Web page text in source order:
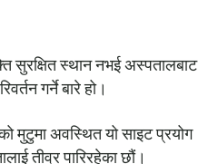
सुरक्षित स्थान नभई अस्पतालबाट
गर्ने बारे हो।
मुटुमा अवस्थित यो साइट प्रयोग
तीव्र पारिरहेका छौं।